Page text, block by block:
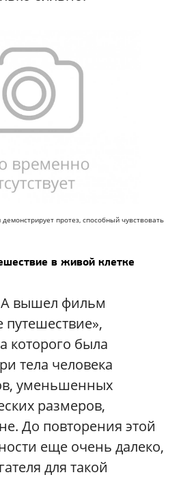
протез, способный чувствовать
в живой клетке
вышел фильм
путешествие»,
которого была
тела человека
уменьшенных
размеров,
До повторения этой
еще очень далеко,
для такой